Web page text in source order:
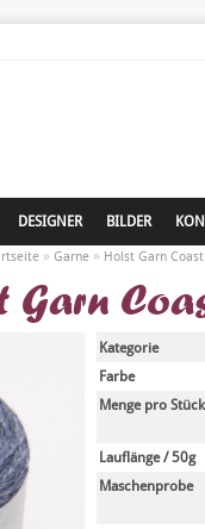
DESIGNER BILDER
» Garne » Holst Garn Coast
Kategorie
Farbe
Menge pro Stück
Lauflänge / 50g
Maschenprobe